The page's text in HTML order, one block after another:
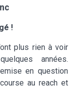
!
plus rien à voir
années.
en question
au reach et